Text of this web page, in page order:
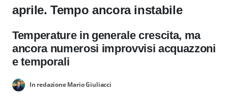
aprile. Tempo ancora instabile
Temperature in generale crescita, ma
ancora numerosi improvvisi acquazzoni
e temporali
In redazione Mario Giuliacci